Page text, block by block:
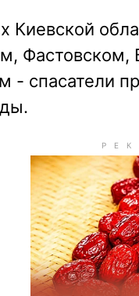
Киевской
Фастовском,
- спасатели